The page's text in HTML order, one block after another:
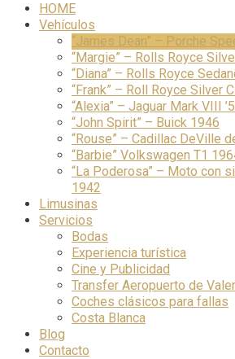
HOME
Vehículos
“James Dean” – Porche
“Margie” – Rolls Royce
“Diana” – Rolls Royce
“Frank” – Roll Royce Silver
“Alexia” – Jaguar Mark VIII
“John Spirit” – Buick 1946
“Rouse” – Cadillac DeVille
“Barbie” Volkswagen T1
“La Poderosa” – Moto con
1942
Limusinas
Servicios
Bodas
Experiencia turística
Cine y Publicidad
Transfer Aeropuerto de
Coches clásicos para fallas
Costa Blanca
Blog
Contacto